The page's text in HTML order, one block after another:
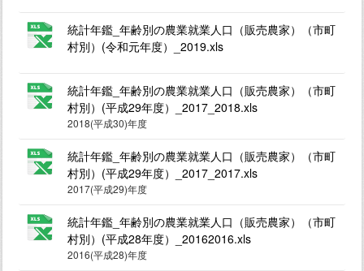
統計年鑑_年齢別の農業就業人口（販売農家）（市町
村別）(令和元年度）_2019.xls
統計年鑑_年齢別の農業就業人口（販売農家）（市町
村別）(平成29年度）_2017_2018.xls
2018(平成30)年度
統計年鑑_年齢別の農業就業人口（販売農家）（市町
村別）(平成29年度）_2017_2017.xls
2017(平成29)年度
統計年鑑_年齢別の農業就業人口（販売農家）（市町
村別）(平成28年度）_20162016.xls
2016(平成28)年度